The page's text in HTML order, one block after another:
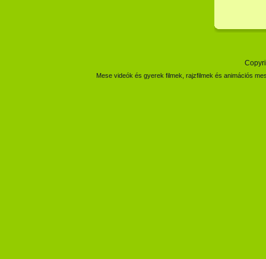
Mese videók és gyerek filmek, rajzfilmek és animációs